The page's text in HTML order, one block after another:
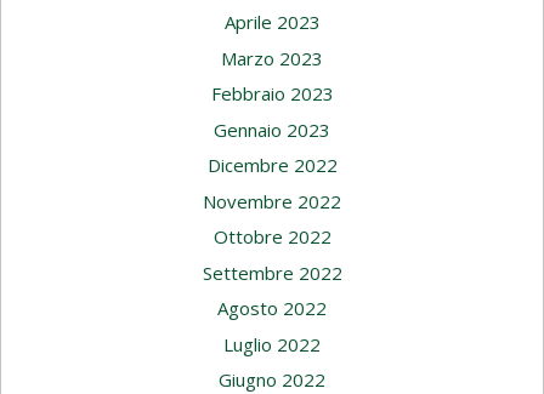
Aprile 2023
Marzo 2023
Febbraio 2023
Gennaio 2023
Dicembre 2022
Novembre 2022
Ottobre 2022
Settembre 2022
Agosto 2022
Luglio 2022
Giugno 2022